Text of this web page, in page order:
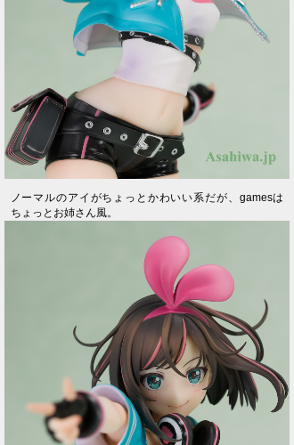
ノーマルのアイがちょっとかわいい系だが、gamesは
ちょっとお姉さん風。